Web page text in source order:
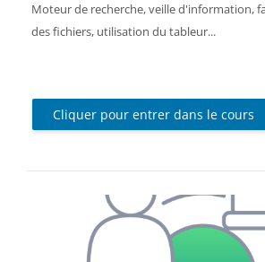
Moteur de recherche, veille d'information,
des fichiers, utilisation du tableur...
Cliquer pour entrer dans le cours